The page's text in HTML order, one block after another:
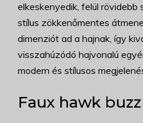
elkeskenyedik, felül rövidebb
stílus zökkenőmentes
dimenziót ad a hajnak, így
visszahúzódó hajvonalú
modern és stílusos
Faux hawk